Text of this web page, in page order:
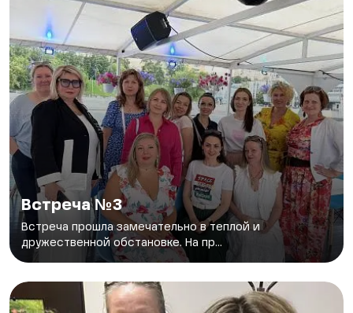
Встреча №3
Встреча прошла замечательно в теплой и
дружественной обстановке. На пр...